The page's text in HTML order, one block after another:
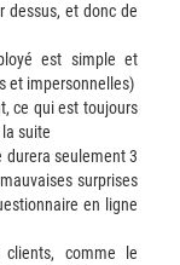
dessus, et donc de
est simple et
et impersonnelles)
ce qui est toujours
suite
durera seulement 3
surprises
en ligne
clients, comme le